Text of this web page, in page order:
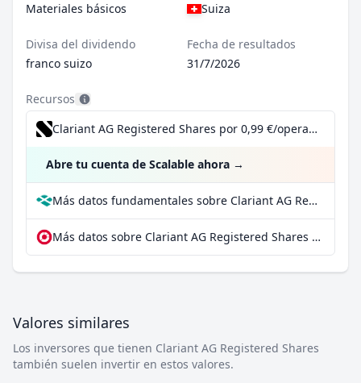
Materiales básicos
Suiza
Divisa del dividendo
franco suizo
Fecha de resultados
31/7/2026
Recursos
Clariant AG Registered Shares por 0,99 €/operación, incluido el Dividend Reinvestment Plan
Abre tu cuenta de Scalable ahora →
Más datos fundamentales sobre Clariant AG Registered Shares en Parqet
Más datos sobre Clariant AG Registered Shares en extraETF
Valores similares
Los inversores que tienen Clariant AG Registered Shares
también suelen invertir en estos valores.